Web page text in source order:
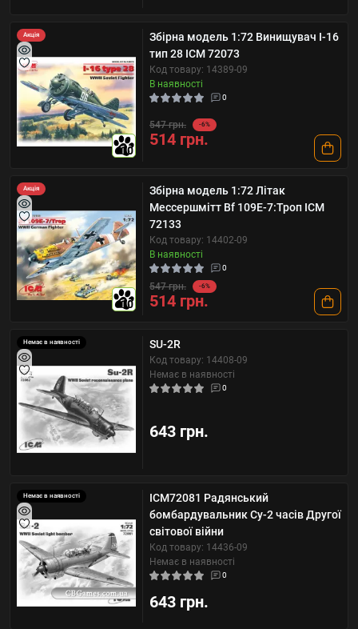
Акція
10
Збірна модель 1:72 Винищувач І-16
тип 28 ICM 72073
Код товару: 14389-09
В наявності
0
547 грн. -6%
514 грн.
Акція
10
Збірна модель 1:72 Літак
Мессершмітт Bf 109E-7:Троп ICM
72133
Код товару: 14402-09
В наявності
0
547 грн. -6%
514 грн.
Немає в наявності SU-2R
Код товару: 14408-09
Немає в наявності
0
643 грн.
Немає в наявності
ICM72081 Радянський
бомбардувальник Су-2 часів Другої
світової війни
Код товару: 14436-09
Немає в наявності
0
643 грн.